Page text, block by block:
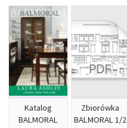
Katalog
BALMORAL
Zbiorówka
BALMORAL 1/2